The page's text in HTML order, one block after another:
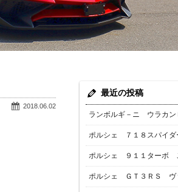
2018.06.02
最近の投稿
ランボルギ－ニ ウラカ
ポルシェ ７１８スパイ
ポルシェ ９１１ターボ
ポルシェ ＧＴ３ＲＳ ヴ